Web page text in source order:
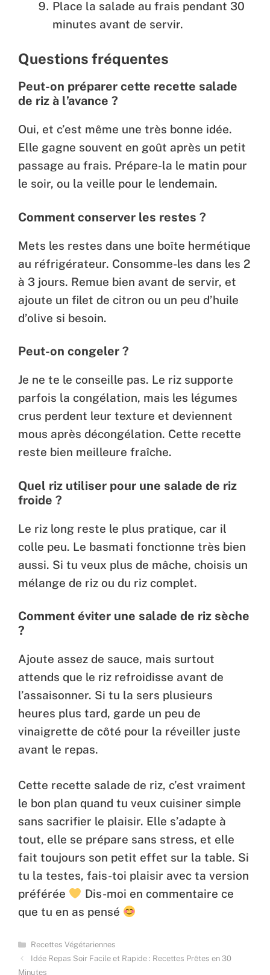
Place la salade au frais pendant 30
minutes avant de servir.
Questions fréquentes
Peut-on préparer cette recette salade
de riz à l’avance ?
Oui, et c’est même une très bonne idée.
Elle gagne souvent en goût après un petit
passage au frais. Prépare-la le matin pour
le soir, ou la veille pour le lendemain.
Comment conserver les restes ?
Mets les restes dans une boîte hermétique
au réfrigérateur. Consomme-les dans les 2
à 3 jours. Remue bien avant de servir, et
ajoute un filet de citron ou un peu d’huile
d’olive si besoin.
Peut-on congeler ?
Je ne te le conseille pas. Le riz supporte
parfois la congélation, mais les légumes
crus perdent leur texture et deviennent
mous après décongélation. Cette recette
reste bien meilleure fraîche.
Quel riz utiliser pour une salade de riz
froide ?
Le riz long reste le plus pratique, car il
colle peu. Le basmati fonctionne très bien
aussi. Si tu veux plus de mâche, choisis un
mélange de riz ou du riz complet.
Comment éviter une salade de riz sèche
?
Ajoute assez de sauce, mais surtout
attends que le riz refroidisse avant de
l’assaisonner. Si tu la sers plusieurs
heures plus tard, garde un peu de
vinaigrette de côté pour la réveiller juste
avant le repas.
Cette recette salade de riz, c’est vraiment
le bon plan quand tu veux cuisiner simple
sans sacrifier le plaisir. Elle s’adapte à
tout, elle se prépare sans stress, et elle
fait toujours son petit effet sur la table. Si
tu la testes, fais-toi plaisir avec ta version
préférée
Dis-moi en commentaire ce
que tu en as pensé
Categories
Recettes Végétariennes
Idée Repas Soir Facile et Rapide : Recettes Prêtes en 30
Minutes